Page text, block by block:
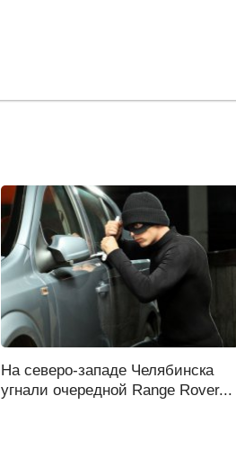
На северо-западе Челябинска
угнали очередной Range Rover...